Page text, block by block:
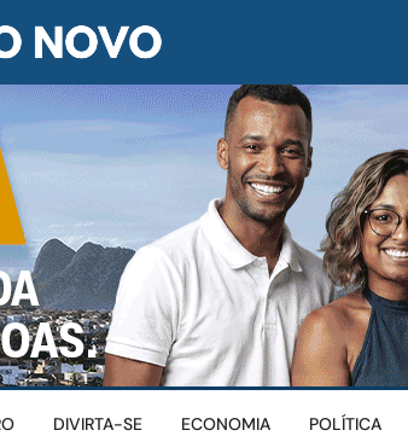
DIVIRTA-SE ECONOMIA POLÍTICA